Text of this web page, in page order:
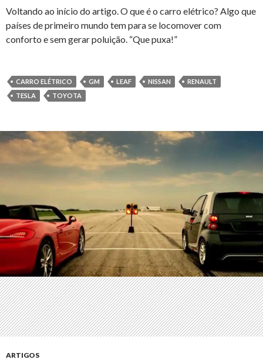
Voltando ao início do artigo. O que é o carro elétrico? Algo que
países de primeiro mundo tem para se locomover com
conforto e sem gerar poluição. “Que puxa!”
CARRO ELÉTRICO GM LEAF NISSAN
RENAULT
TESLA
TOYOTA
ARTIGOS